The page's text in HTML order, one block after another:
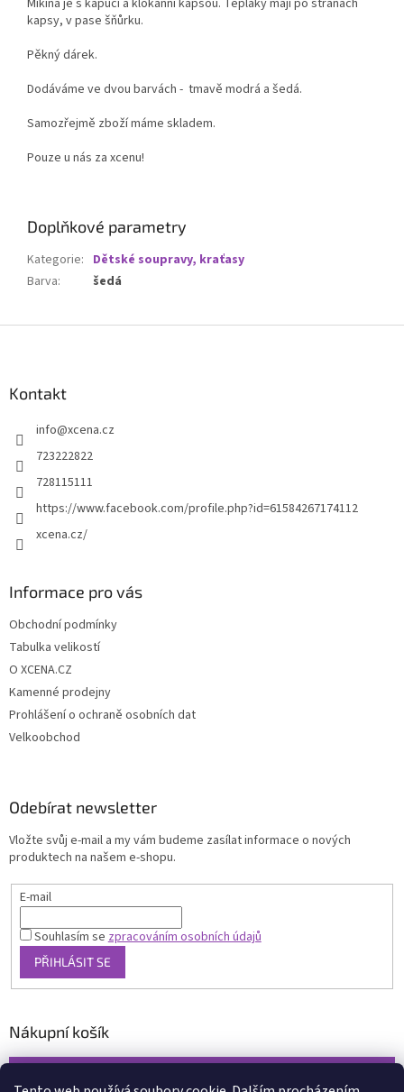
Mikina je s kapucí a klokanní kapsou. Tepláky mají po stranách
kapsy, v pase šňůrku.
Pěkný dárek.
Dodáváme ve dvou barvách - tmavě modrá a šedá.
Samozřejmě zboží máme skladem.
Pouze u nás za xcenu!
Doplňkové parametry
Kategorie: Dětské soupravy, kraťasy
Barva: šedá
Kontakt
info@xcena.cz
723222822
728115111
https://www.facebook.com/profile.php?id=61584267174112
xcena.cz/
Informace pro vás
Obchodní podmínky
Tabulka velikostí
O XCENA.CZ
Kamenné prodejny
Prohlášení o ochraně osobních dat
Velkoobchod
Odebírat newsletter
Vložte svůj e-mail a my vám budeme zasílat informace o nových
produktech na našem e-shopu.
E-mail
Souhlasím sezpracováním osobních údajů
PŘIHLÁSIT SE
Nákupní košík